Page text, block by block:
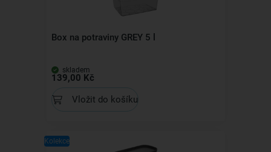
Box na potraviny GREY 5 l
skladem
139,00 Kč
Vložit do košíku
Kolekce